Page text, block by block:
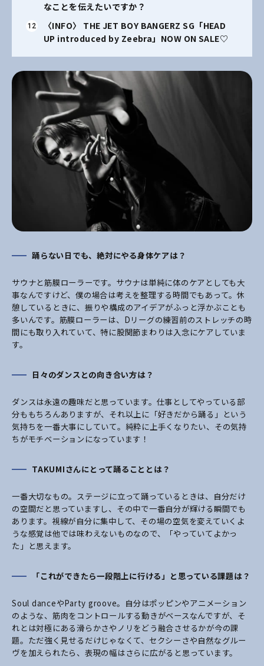
なことを伝えたいですか？
〈INFO〉
THE JET BOY BANGERZ SG「HEAD
UP introduced by Zeebra」NOW ON SALE♡
踊らない日でも、絶対にやる身体ケアは？
サウナと筋膜ローラーです。サウナは単純に体のケアとしても大
事なんですけど、僕の場合は考えを整理する時間でもあって。休
憩しているときに、振りや構成のアイデアがふっと浮かぶことも
多いんです。筋膜ローラーは、Dリーグの練習前のストレッチの時
間にも取り入れていて、特に股関節まわりは入念にケアしていま
す。
日々のダンスとの向き合い方は？
ダンスは永遠の趣味だと思っています。仕事としてやっている部
分ももちろんありますが、それ以上に「好きだから踊る」という
気持ちを一番大事にしていて。純粋に上手くなりたい、その気持
ちがモチベーションになっています！
TAKUMIさんにとって踊ることとは？
一番大切なもの。ステージに立って踊っているときは、自分だけ
の空間だと思っていますし、その中で一番自分が輝ける瞬間でも
あります。視線が自分に集中して、その場の空気を変えていくよ
うな感覚は他では味わえないものなので、「やっていてよかっ
た」と思えます。
「これができたら一段階上に行ける」と思っている課題は？
Soul danceやParty groove。自分はポッピンやアニメーション
のような、筋肉をコントロールする動きがベースなんですが、そ
れとは対極にある滑らかさやノリをどう融合させるかが今の課
題。ただ強く見せるだけじゃなくて、セクシーさや自然なグルー
ヴを加えられたら、表現の幅はさらに広がると思っています。